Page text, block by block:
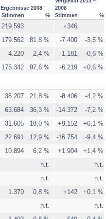
Ergebnisse 2008
2008
Stimmen % Stimmen %
219.593
+346
179.562 81,8 % -7.400
-3,5 %
4.220 2,4 % -1.181
-0,6 %
175.342 97,6 % -6.219 +0,6 %
38.207 21,8 % -8.406
-4,2 %
63.684 36,3 % -14.372
-7,2 %
31.605 18,0 % +9.152
+6,1 %
22.691 12,9 % -16.754
-9,4 %
10.894 6,2 % +1.904
+1,4 %
n.t.
n.t.
n.t.
n.t.
1.370 0,8 % +142
+0,1 %
n.t.
n.t.